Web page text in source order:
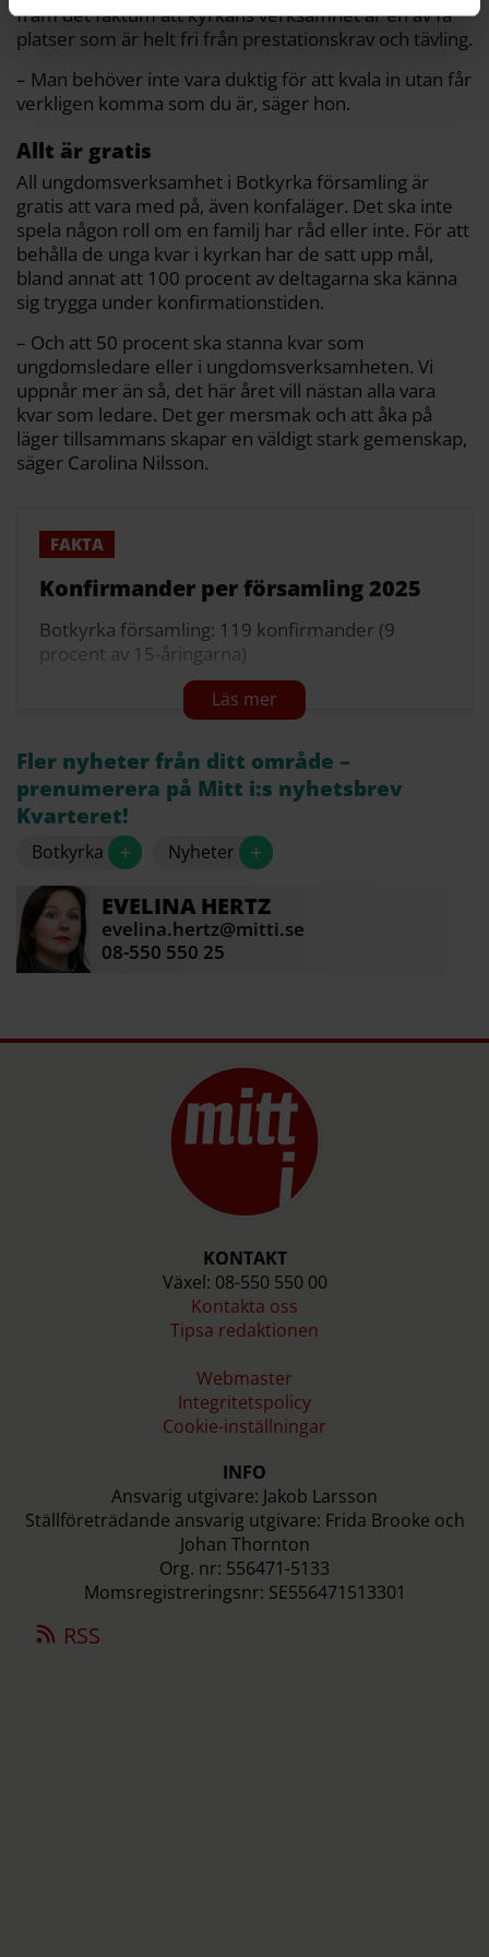
fram det faktum att kyrkans verksamhet är en av få
platser som är helt fri från prestationskrav och tävling.
– Man behöver inte vara duktig för att kvala in utan får
verkligen komma som du är, säger hon.
Allt är gratis
All ungdomsverksamhet i Botkyrka församling är
gratis att vara med på, även konfaläger. Det ska inte
spela någon roll om en familj har råd eller inte. För att
behålla de unga kvar i kyrkan har de satt upp mål,
bland annat att 100 procent av deltagarna ska känna
sig trygga under konfirmationstiden.
– Och att 50 procent ska stanna kvar som
ungdomsledare eller i ungdomsverksamheten. Vi
uppnår mer än så, det här året vill nästan alla vara
kvar som ledare. Det ger mersmak och att åka på
läger tillsammans skapar en väldigt stark gemenskap,
säger Carolina Nilsson.
Konfirmander per församling 2025
Botkyrka församling: 119 konfirmander (9
procent av 15-åringarna)
Grödinge församling: 20 konfirmander (cirka 26
Salems församling: 40 konfirmander (16
procent)
Hela riket: 29 200 konfirmander (22,5 procent)
Källa: Newsworthy
Fler nyheter från ditt område –
prenumerera på Mitt i:s nyhetsbrev
Kvarteret!
Botkyrka + Nyheter +
EVELINA HERTZ
evelina.hertz@mitti.se
08-550 550 25
KONTAKT
Växel: 08-550 550 00
Kontakta oss
Tipsa redaktionen
Webmaster
Integritetspolicy
Cookie-inställningar
INFO
Ansvarig utgivare: Jakob Larsson
Ställföreträdande ansvarig utgivare: Frida Brooke och
Johan Thornton
Org. nr: 556471-5133
Momsregistreringsnr: SE556471513301
RSS